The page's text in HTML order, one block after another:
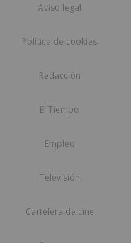
Aviso legal
Política de cookies
Redacción
El Tiempo
Empleo
Televisión
Cartelera de cine